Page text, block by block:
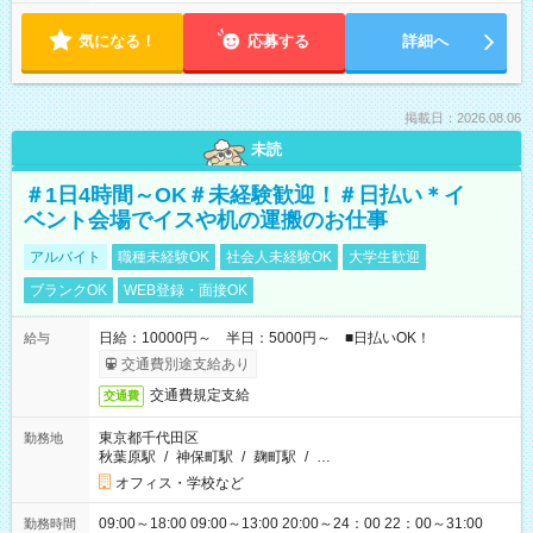
気になる！ 応募する 詳細へ
掲載日：2026.08.06
未読
＃1日4時間～OK＃未経験歓迎！＃日払い＊イ
ベント会場でイスや机の運搬のお仕事
アルバイト 職種未経験OK 社会人未経験OK
大学生歓迎
ブランクOK
WEB登録・面接OK
給与
日給：10000円～ 半日：5000円～ ■日払いOK！
交通費別途支給あり
交通費 交通費規定支給
勤務地
東京都千代田区
秋葉原駅 / 神保町駅 / 麹町駅 / …
オフィス・学校など
勤務時間
09:00～18:00 09:00～13:00 20:00～24：00 22：00～31:00